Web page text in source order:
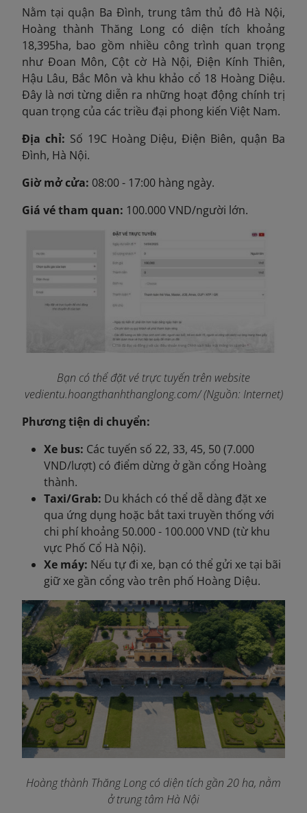
Nằm tại quận Ba Đình, trung tâm thủ đô Hà Nội,
Hoàng thành Thăng Long có diện tích khoảng
18,395ha, bao gồm nhiều công trình quan trọng
như Đoan Môn, Cột cờ Hà Nội, Điện Kính Thiên,
Hậu Lâu, Bắc Môn và khu khảo cổ 18 Hoàng Diệu.
Đây là nơi từng diễn ra những hoạt động chính trị
quan trọng của các triều đại phong kiến Việt Nam.
Địa chỉ: Số 19C Hoàng Diệu, Điện Biên, quận Ba
Đình, Hà Nội.
Giờ mở cửa: 08:00 - 17:00 hàng ngày.
Giá vé tham quan: 100.000 VND/người lớn.
Bạn có thể đặt vé trực tuyến trên website
vedientu.hoangthanhthanglong.com/ (Nguồn: Internet)
Phương tiện di chuyển:
Xe bus: Các tuyến số 22, 33, 45, 50 (7.000
VND/lượt) có điểm dừng ở gần cổng Hoàng
thành.
Taxi/Grab: Du khách có thể dễ dàng đặt xe
qua ứng dụng hoặc bắt taxi truyền thống với
chi phí khoảng 50.000 - 100.000 VND (từ khu
vực Phố Cổ Hà Nội).
Xe máy: Nếu tự đi xe, bạn có thể gửi xe tại bãi
giữ xe gần cổng vào trên phố Hoàng Diệu.
Hoàng thành Thăng Long có diện tích gần 20 ha, nằm
ở trung tâm Hà Nội